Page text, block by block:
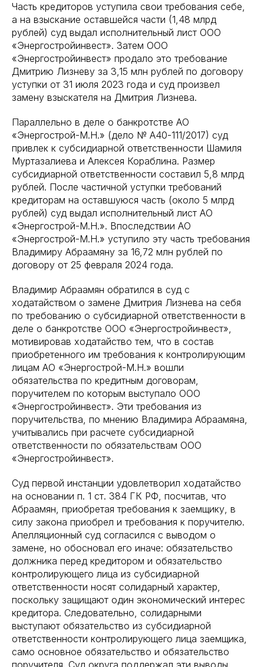
Часть кредиторов уступила свои требования себе,
а на взыскание оставшейся части (1,48 млрд
рублей) суд выдал исполнительный лист ООО
«Энергостройинвест». Затем ООО
«Энергостройинвест» продало это требование
Дмитрию Лизневу за 3,15 млн рублей по договору
уступки от 31 июля 2023 года и суд произвел
замену взыскателя на Дмитрия Лизнева.
Параллельно в деле о банкротстве АО
«Энергострой-М.Н.» (дело № А40-111/2017) суд
привлек к субсидиарной ответственности Шамиля
Муртазалиева и Алексея Кораблина. Размер
субсидиарной ответственности составил 5,8 млрд
рублей. После частичной уступки требований
кредиторам на оставшуюся часть (около 5 млрд
рублей) суд выдал исполнительный лист АО
«Энергострой-М.Н.». Впоследствии АО
«Энергострой-М.Н.» уступило эту часть требования
Владимиру Абраамяну за 16,72 млн рублей по
договору от 25 февраля 2024 года.
Владимир Абраамян обратился в суд с
ходатайством о замене Дмитрия Лизнева на себя
по требованию о субсидиарной ответственности в
деле о банкротстве ООО «Энергостройинвест»,
мотивировав ходатайство тем, что в состав
приобретенного им требования к контролирующим
лицам АО «Энергострой-М.Н.» вошли
обязательства по кредитным договорам,
поручителем по которым выступало ООО
«Энергостройинвест». Эти требования из
поручительства, по мнению Владимира Абраамяна,
учитывались при расчете субсидиарной
ответственности по обязательствам ООО
«Энергостройинвест».
Суд первой инстанции удовлетворил ходатайство
на основании п. 1 ст. 384 ГК РФ, посчитав, что
Абраамян, приобретая требования к заемщику, в
силу закона приобрел и требования к поручителю.
Апелляционный суд согласился с выводом о
замене, но обосновал его иначе: обязательство
должника перед кредитором и обязательство
контролирующего лица из субсидиарной
ответственности носят солидарный характер,
поскольку защищают один экономический интерес
кредитора. Следовательно, солидарными
выступают обязательство из субсидиарной
ответственности контролирующего лица заемщика,
само основное обязательство и обязательство
поручителя. Суд округа поддержал эти выводы.